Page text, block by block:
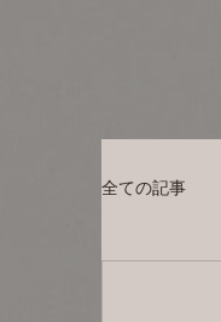
全ての記事